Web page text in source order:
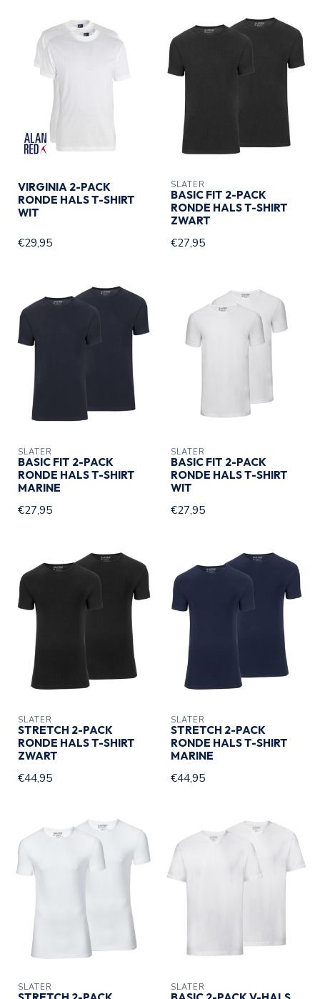
VIRGINIA 2-PACK
RONDE HALS T-SHIRT
WIT
€29,95
SLATER
BASIC FIT 2-PACK
RONDE HALS T-SHIRT
ZWART
€27,95
SLATER
BASIC FIT 2-PACK
RONDE HALS T-SHIRT
MARINE
€27,95
SLATER
BASIC FIT 2-PACK
RONDE HALS T-SHIRT
WIT
€27,95
SLATER
STRETCH 2-PACK
RONDE HALS T-SHIRT
ZWART
€44,95
SLATER
STRETCH 2-PACK
RONDE HALS T-SHIRT
MARINE
€44,95
SLATER SLATER